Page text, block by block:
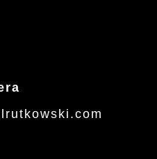
rutkowski .com